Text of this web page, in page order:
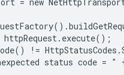
httpRequest.execute();
!=
status code = "